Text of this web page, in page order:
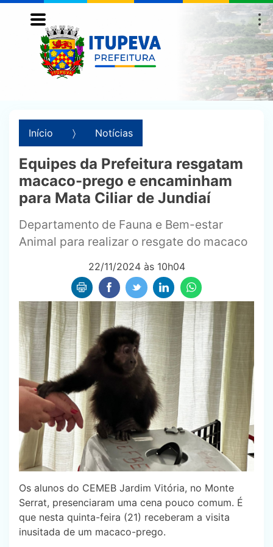
Início Notícias
Equipes da Prefeitura resgatam
macaco-prego e encaminham
para Mata Ciliar de Jundiaí
Departamento de Fauna e Bem-estar
Animal para realizar o resgate do macaco
22/11/2024 às 10h04
Os alunos do CEMEB Jardim Vitória, no Monte
Serrat, presenciaram uma cena pouco comum. É
que nesta quinta-feira (21) receberam a visita
inusitada de um macaco-prego.